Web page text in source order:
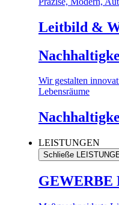
Leitbild &
Wir gestalten
Lebensräume
LEISTUNGEN
Schließe
GEWERBE